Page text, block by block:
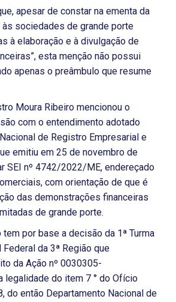
apesar de constar na ementa da
às sociedades de grande porte
à elaboração e à divulgação de
esta menção não possui
apenas o preâmbulo que resume
Moura Ribeiro mencionou o
com o entendimento adotado
de Registro Empresarial e
emitiu em 25 de novembro de
SEI nº 4742/2022/ME, endereçado
com orientação de que é
das demonstrações financeiras
de grande porte.
por base a decisão da 1ª Turma
da 3ª Região que
da Ação nº 0030305-
legalidade do item 7 ° do Ofício
do então Departamento Nacional de